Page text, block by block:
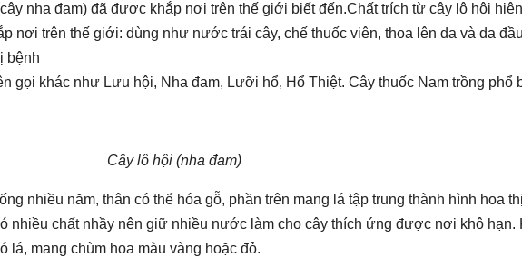
p
y
Li
ail er
ot
nha đam) đã được khắp nơi trên thế giới biết đến.Chất trích từ cây lô hội
nơi trên thế giới: dùng như nước trái cây, chế thuốc viên, thoa lên da và da
bệnh
gọi khác như Lưu hội, Nha đam, Lưỡi hổ, Hổ Thiệt. Cây thuốc Nam trồng phổ
Cây lô hội (nha đam)
nhiều năm, thân có thể hóa gỗ, phần trên mang lá tập trung thành hình hoa
nhiều chất nhầy nên giữ nhiều nước làm cho cây thích ứng được nơi khô hạn.
lá, mang chùm hoa màu vàng hoặc đỏ.